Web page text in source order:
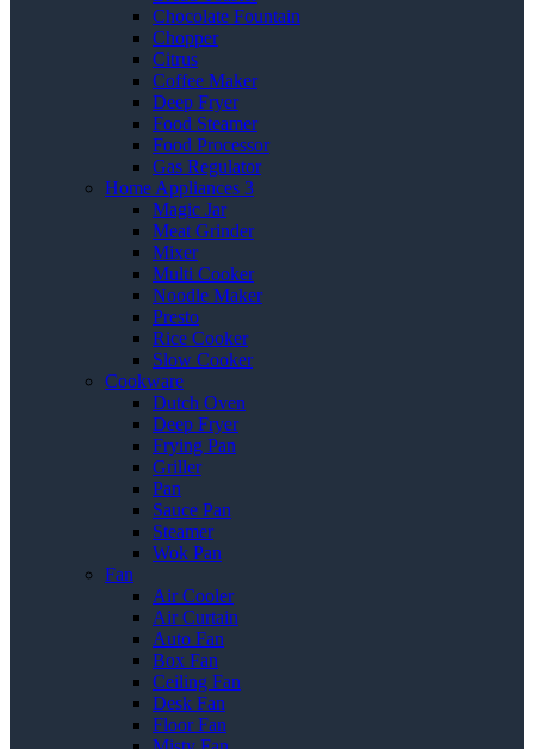
Chocolate Fountain
Chopper
Citrus
Coffee Maker
Deep Fryer
Food Steamer
Food Processor
Gas Regulator
Home Appliances 3
Magic Jar
Meat Grinder
Mixer
Multi Cooker
Noodle Maker
Presto
Rice Cooker
Slow Cooker
Cookware
Dutch Oven
Deep Fryer
Frying Pan
Griller
Pan
Sauce Pan
Steamer
Wok Pan
Fan
Air Cooler
Air Curtain
Auto Fan
Box Fan
Ceiling Fan
Desk Fan
Floor Fan